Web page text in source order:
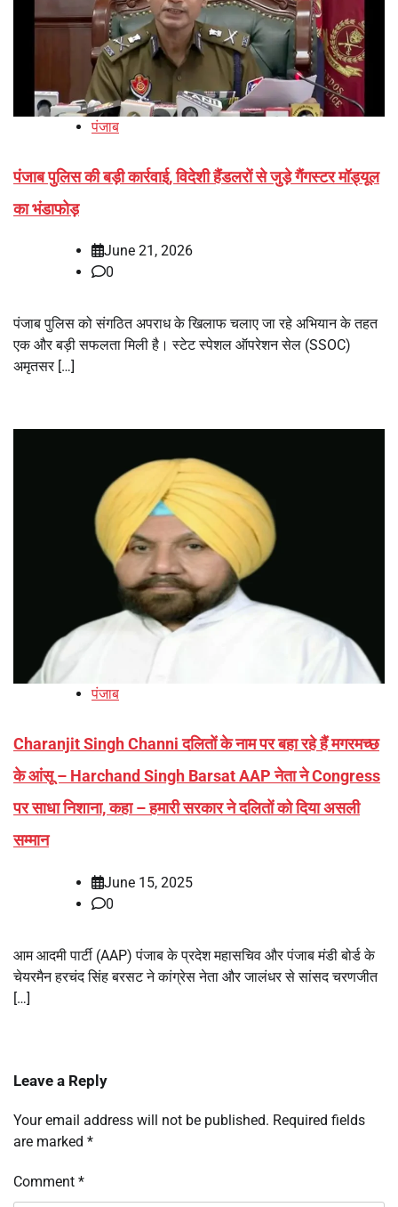
पंजाब
पंजाब पुलिस की बड़ी कार्रवाई, विदेशी हैंडलरों से जुड़े गैंगस्टर मॉड्यूल
का भंडाफोड़
June 21, 2026
0
पंजाब पुलिस को संगठित अपराध के खिलाफ चलाए जा रहे अभियान के तहत
एक और बड़ी सफलता मिली है। स्टेट स्पेशल ऑपरेशन सेल (SSOC)
अमृतसर […]
पंजाब
Charanjit Singh Channi दलितों के नाम पर बहा रहे हैं मगरमच्छ
के आंसू – Harchand Singh Barsat AAP नेता ने Congress
पर साधा निशाना, कहा – हमारी सरकार ने दलितों को दिया असली
सम्मान
June 15, 2025
0
आम आदमी पार्टी (AAP) पंजाब के प्रदेश महासचिव और पंजाब मंडी बोर्ड के
चेयरमैन हरचंद सिंह बरसट ने कांग्रेस नेता और जालंधर से सांसद चरणजीत
[…]
Leave a Reply
Your email address will not be published. Required fields
are marked *
Comment *